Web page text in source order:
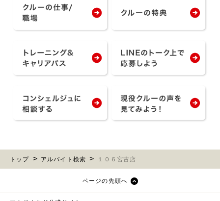
トップ アルバイト検索 １０６宮古店
ページの先頭へ